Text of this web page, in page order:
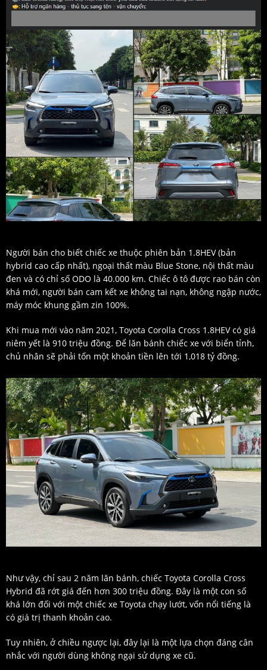
Người bán cho biết chiếc xe thuộc phiên bản 1.8HEV (bản
hybrid cao cấp nhất), ngoại thất màu Blue Stone, nội thất màu
đen và có chỉ số ODO là 40.000 km. Chiếc ô tô được rao bán còn
khá mới, người bán cam kết xe không tai nạn, không ngập nước,
máy móc khung gầm zin 100%.
Khi mua mới vào năm 2021, Toyota Corolla Cross 1.8HEV có giá
niêm yết là 910 triệu đồng. Để lăn bánh chiếc xe với biển tỉnh,
chủ nhân sẽ phải tốn một khoản tiền lên tới 1,018 tỷ đồng.
Như vậy, chỉ sau 2 năm lăn bánh, chiếc Toyota Corolla Cross
Hybrid đã rớt giá đến hơn 300 triệu đồng. Đây là một con số
khá lớn đối với một chiếc xe Toyota chạy lướt, vốn nổi tiếng là
có giá trị thanh khoản cao.
Tuy nhiên, ở chiều ngược lại, đây lại là một lựa chọn đáng cân
nhắc với người dùng không ngại sử dụng xe cũ.